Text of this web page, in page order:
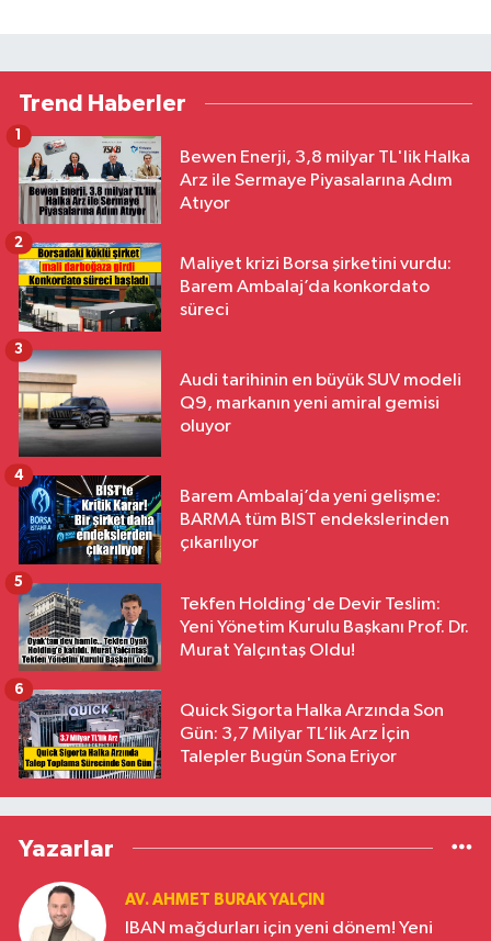
Trend Haberler
Bewen Enerji, 3,8 milyar TL'lik Halka
Arz ile Sermaye Piyasalarına Adım
Atıyor
1
Maliyet krizi Borsa şirketini vurdu:
Barem Ambalaj’da konkordato
süreci
2
Audi tarihinin en büyük SUV modeli
Q9, markanın yeni amiral gemisi
oluyor
3
Barem Ambalaj’da yeni gelişme:
BARMA tüm BIST endekslerinden
çıkarılıyor
4
Tekfen Holding'de Devir Teslim:
Yeni Yönetim Kurulu Başkanı Prof. Dr.
Murat Yalçıntaş Oldu!
5
Quick Sigorta Halka Arzında Son
Gün: 3,7 Milyar TL’lik Arz İçin
Talepler Bugün Sona Eriyor
6
Yazarlar
AV. AHMET BURAK YALÇIN
IBAN mağdurları için yeni dönem! Yeni